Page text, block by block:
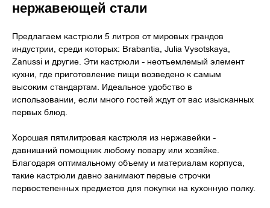
нержавеющей стали
Предлагаем кастрюли 5 литров от мировых грандов
индустрии, среди которых: Brabantia, Julia Vysotskaya,
Zanussi и другие. Эти кастрюли - неотъемлемый элемент
кухни, где приготовление пищи возведено к самым
высоким стандартам. Идеальное удобство в
использовании, если много гостей ждут от вас изысканных
первых блюд.
Хорошая пятилитровая кастрюля из нержавейки -
давнишний помощник любому повару или хозяйке.
Благодаря оптимальному объему и материалам корпуса,
такие кастрюли давно занимают первые строчки
первостепенных предметов для покупки на кухонную полку.